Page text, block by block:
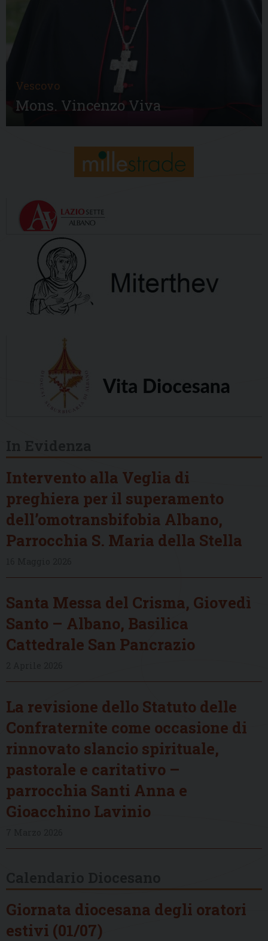
Vescovo
Mons. Vincenzo Viva
Intervento alla Veglia di
preghiera per il superamento
dell’omotransbifobia Albano,
Parrocchia S. Maria della Stella
Santa Messa del Crisma, Giovedì
Santo – Albano, Basilica
Cattedrale San Pancrazio
La revisione dello Statuto delle
Confraternite come occasione di
rinnovato slancio spirituale,
pastorale e caritativo –
parrocchia Santi Anna e
Gioacchino Lavinio
Giornata diocesana degli oratori
estivi (01/07)